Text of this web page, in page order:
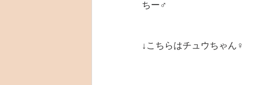
ちー♂
↓こちらはチュウちゃん♀